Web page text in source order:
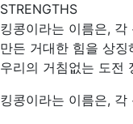
STRENGTHS
킹콩이라는 이름은,
만든 거대한 힘을 상
우리의 거침없는 도전
킹콩이라는 이름은,